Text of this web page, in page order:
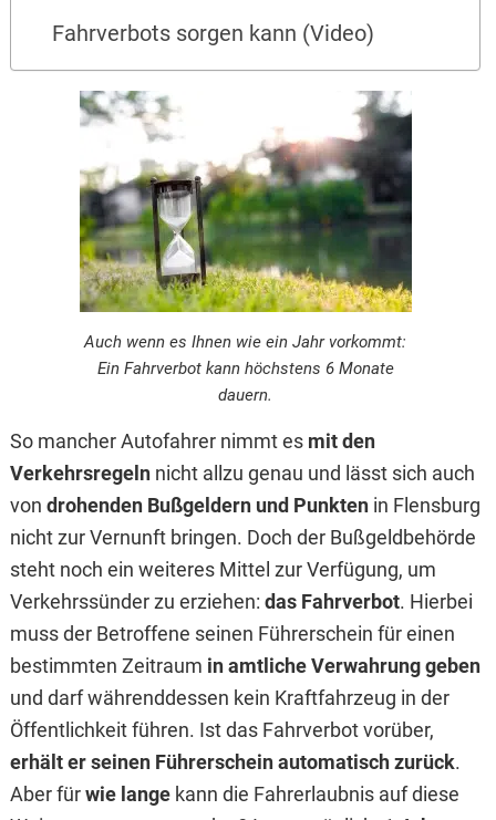
Fahrverbots sorgen kann (Video)
Auch wenn es Ihnen wie ein Jahr vorkommt:
Ein Fahrverbot kann höchstens 6 Monate
dauern.
So mancher Autofahrer nimmt es mit den
Verkehrsregelnnicht allzu genau und lässt sich auch
von drohenden Bußgeldern und Punktenin Flensburg
nicht zur Vernunft bringen. Doch der Bußgeldbehörde
steht noch ein weiteres Mittel zur Verfügung, um
Verkehrssünder zu erziehen: das Fahrverbot. Hierbei
muss der Betroffene seinen Führerschein für einen
bestimmten Zeitraum in amtliche Verwahrung geben
und darf währenddessen kein Kraftfahrzeug in der
Öffentlichkeit führen. Ist das Fahrverbot vorüber,
erhält er seinen Führerschein automatisch zurück.
Aber fürwie langekann die Fahrerlaubnis auf diese